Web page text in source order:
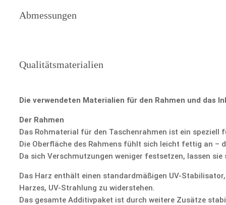
Abmessungen
Qualitätsmaterialien
Die verwendeten Materialien für den Rahmen und das
Der Rahmen
Das Rohmaterial für den Taschenrahmen ist ein
Die Oberfläche des Rahmens fühlt sich leicht fettig an
Da sich Verschmutzungen weniger festsetzen, lassen
Das Harz enthält einen standardmäßigen UV-
Harzes, UV-Strahlung zu widerstehen.
Das gesamte Additivpaket ist durch weitere Zusätze